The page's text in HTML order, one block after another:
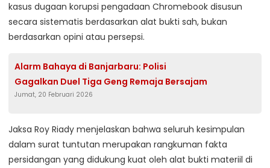
kasus dugaan korupsi pengadaan Chromebook disusun
secara sistematis berdasarkan alat bukti sah, bukan
berdasarkan opini atau persepsi.
Alarm Bahaya di Banjarbaru: Polisi
Gagalkan Duel Tiga Geng Remaja Bersajam
Jumat, 20 Februari 2026
Jaksa Roy Riady menjelaskan bahwa seluruh kesimpulan
dalam surat tuntutan merupakan rangkuman fakta
persidangan yang didukung kuat oleh alat bukti materiil di